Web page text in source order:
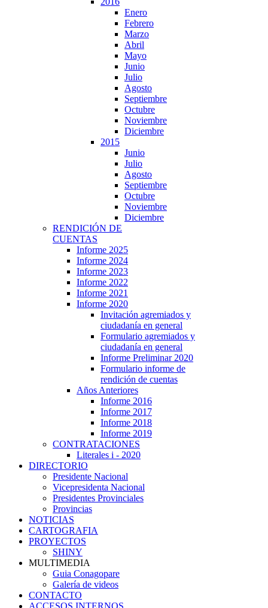
Enero
Febrero
Marzo
Abril
Mayo
Junio
Julio
Agosto
Septiembre
Octubre
Noviembre
Diciembre
2015
Junio
Julio
Agosto
Septiembre
Octubre
Noviembre
Diciembre
RENDICIÓN DE
CUENTAS
Informe 2025
Informe 2024
Informe 2023
Informe 2022
Informe 2021
Informe 2020
Invitación agremiados y
ciudadanía en general
Formulario agremiados y
ciudadanía en general
Informe Preliminar 2020
Formulario informe de
rendición de cuentas
Años Anteriores
Informe 2016
Informe 2017
Informe 2018
Informe 2019
CONTRATACIONES
Literales i - 2020
DIRECTORIO
Presidente Nacional
Vicepresidenta Nacional
Presidentes Provinciales
Provincias
NOTICIAS
CARTOGRAFIA
PROYECTOS
SHINY
MULTIMEDIA
Guia Conagopare
Galería de videos
CONTACTO
ACCESOS INTERNOS